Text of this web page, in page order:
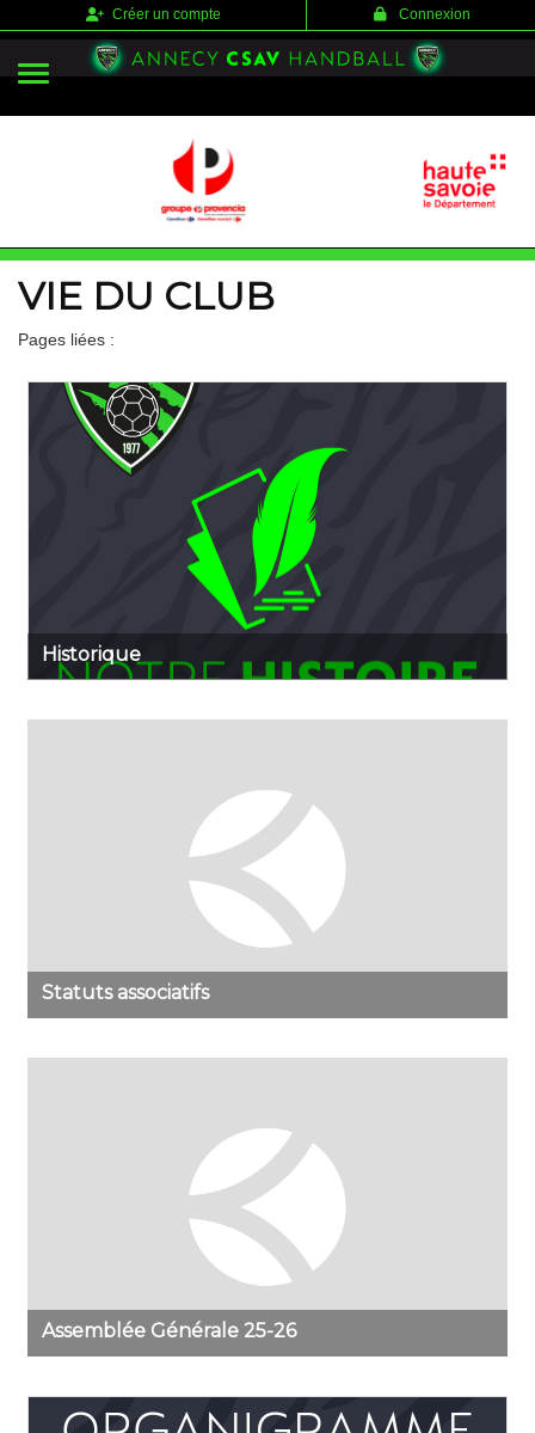
Créer un compte Connexion
VIE DU CLUB
Pages liées :
Historique
Statuts associatifs
Assemblée Générale 25-26
Panneau de gestion des cookies